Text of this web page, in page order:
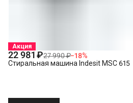
Акция
22 981 ₽27 990 ₽−18%
Стиральная машина Indesit MSC 615